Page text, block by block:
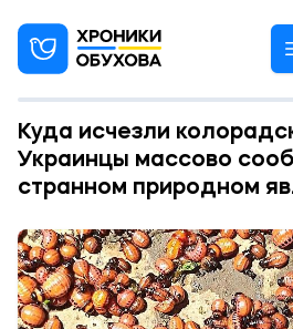
Куда исчезли
Украинцы массово
странном природном